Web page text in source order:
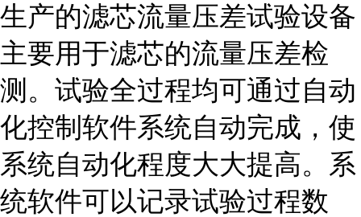
生产的滤芯流量压差试验设备
主要用于滤芯的流量压差检
测。试验全过程均可通过自动
化控制软件系统自动完成，使
系统自动化程度大大提高。系
统软件可以记录试验过程数